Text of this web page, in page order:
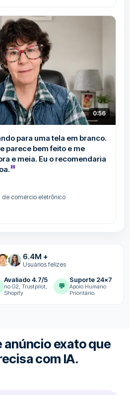
0:56
para uma tela em branco.
parece bem feito e me
e meia. Eu o recomendaria
"
de comércio eletrônico
6.4M +
Usuários felizes
Avaliado 4.7/5
no G2, Trustpilot,
Shopify
💬
Suporte 24x7
Apoio Humano
Prioritário
anúncio exato que
com IA.